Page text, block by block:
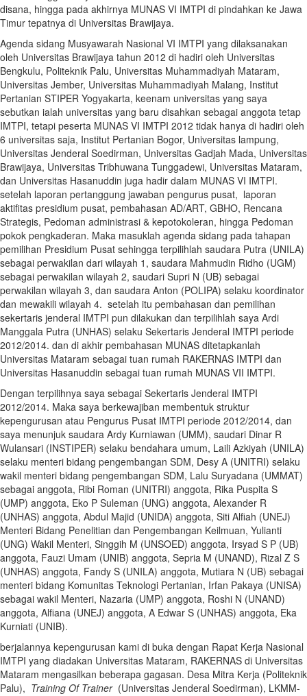
disana, hingga pada akhirnya MUNAS VI IMTPI di pindahkan ke Jawa
Timur tepatnya di Universitas Brawijaya.
Agenda sidang Musyawarah Nasional VI IMTPI yang dilaksanakan
oleh Universitas Brawijaya tahun 2012 di hadiri oleh Universitas
Bengkulu, Politeknik Palu, Universitas Muhammadiyah Mataram,
Universitas Jember, Universitas Muhammadiyah Malang, Institut
Pertanian STIPER Yogyakarta, keenam universitas yang saya
sebutkan ialah universitas yang baru disahkan sebagai anggota tetap
IMTPI, tetapi peserta MUNAS VI IMTPI 2012 tidak hanya di hadiri oleh
6 universitas saja, Institut Pertanian Bogor, Universitas lampung,
Universitas Jenderal Soedirman, Universitas Gadjah Mada, Universitas
Brawijaya, Universitas Tribhuwana Tunggadewi, Universitas Mataram,
dan Universitas Hasanuddin juga hadir dalam MUNAS VI IMTPI.
setelah laporan pertanggung jawaban pengurus pusat, laporan
aktifitas presidium pusat, pembahasan AD/ART, GBHO, Rencana
Strategis, Pedoman administrasi & kepotokoleran, hingga Pedoman
pokok pengkaderan. Maka masuklah agenda sidang pada tahapan
pemilihan Presidium Pusat sehingga terpilihlah saudara Putra (UNILA)
sebagai perwakilan dari wilayah 1, saudara Mahmudin Ridho (UGM)
sebagai perwakilan wilayah 2, saudari Supri N (UB) sebagai
perwakilan wilayah 3, dan saudara Anton (POLIPA) selaku koordinator
dan mewakili wilayah 4. setelah itu pembahasan dan pemilihan
sekertaris jenderal IMTPI pun dilakukan dan terpilihlah saya Ardi
Manggala Putra (UNHAS) selaku Sekertaris Jenderal IMTPI periode
2012/2014. dan di akhir pembahasan MUNAS ditetapkanlah
Universitas Mataram sebagai tuan rumah RAKERNAS IMTPI dan
Universitas Hasanuddin sebagai tuan rumah MUNAS VII IMTPI.
Dengan terpilihnya saya sebagai Sekertaris Jenderal IMTPI
2012/2014. Maka saya berkewajiban membentuk struktur
kepengurusan atau Pengurus Pusat IMTPI periode 2012/2014, dan
saya menunjuk saudara Ardy Kurniawan (UMM), saudari Dinar R
Wulansari (INSTIPER) selaku bendahara umum, Laili Azkiyah (UNILA)
selaku menteri bidang pengembangan SDM, Desy A (UNITRI) selaku
wakil menteri bidang pengembangan SDM, Lalu Suryadana (UMMAT)
sebagai anggota, Ribi Roman (UNITRI) anggota, Rika Puspita S
(UMP) anggota, Eko P Suleman (UNG) anggota, Alexander R
(UNHAS) anggota, Abdul Majid (UNIDA) anggota, Siti Alfiah (UNEJ)
Menteri Bidang Penelitian dan Pengembangan Keilmuan, Yulianti
(UNG) Wakil Menteri, Singgih M (UNSOED) anggota, Irsyad S P (UB)
anggota, Fauzi Umam (UNIB) anggota, Sepria M (UNAND), Rizal Z S
(UNHAS) anggota, Fandy S (UNILA) anggota, Mutiara N (UB) sebagai
menteri bidang Komunitas Teknologi Pertanian, Irfan Pakaya (UNISA)
sebagai wakil Menteri, Nazaria (UMP) anggota, Roshi N (UNAND)
anggota, Alfiana (UNEJ) anggota, A Edwar S (UNHAS) anggota, Eka
Kurniati (UNIB).
berjalannya kepengurusan kami di buka dengan Rapat Kerja Nasional
IMTPI yang diadakan Universitas Mataram, RAKERNAS di Universitas
Mataram mengasilkan beberapa gagasan. Desa Mitra Kerja (Politeknik
Palu), Training Of Trainer(Universitas Jenderal Soedirman), LKMM-